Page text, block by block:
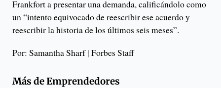
Frankfort a presentar una demanda, calificándolo como
un “intento equivocado de reescribir ese acuerdo y
reescribir la historia de los últimos seis meses”.
Por: Samantha Sharf | Forbes Staff
Más deEmprendedores